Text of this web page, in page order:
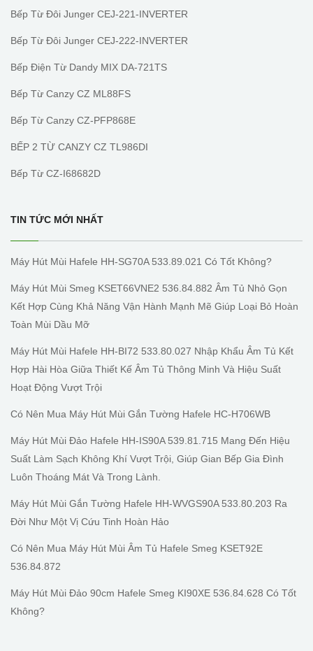
Bếp Từ Đôi Junger CEJ-221-INVERTER
Bếp Từ Đôi Junger CEJ-222-INVERTER
Bếp Điện Từ Dandy MIX DA-721TS
Bếp Từ Canzy CZ ML88FS
Bếp Từ Canzy CZ-PFP868E
BẾP 2 TỪ CANZY CZ TL986DI
Bếp Từ CZ-I68682D
TIN TỨC MỚI NHẤT
Máy Hút Mùi Hafele HH-SG70A 533.89.021 Có Tốt Không?
Máy Hút Mùi Smeg KSET66VNE2 536.84.882 Âm Tủ Nhỏ Gọn
Kết Hợp Cùng Khả Năng Vận Hành Mạnh Mẽ Giúp Loại Bỏ Hoàn
Toàn Mùi Dầu Mỡ
Máy Hút Mùi Hafele HH-BI72 533.80.027 Nhập Khẩu Âm Tủ Kết
Hợp Hài Hòa Giữa Thiết Kế Âm Tủ Thông Minh Và Hiệu Suất
Hoạt Động Vượt Trội
Có Nên Mua Máy Hút Mùi Gắn Tường Hafele HC-H706WB
Máy Hút Mùi Đảo Hafele HH-IS90A 539.81.715 Mang Đến Hiệu
Suất Làm Sạch Không Khí Vượt Trội, Giúp Gian Bếp Gia Đình
Luôn Thoáng Mát Và Trong Lành.
Máy Hút Mùi Gắn Tường Hafele HH-WVGS90A 533.80.203 Ra
Đời Như Một Vị Cứu Tinh Hoàn Hảo
Có Nên Mua Máy Hút Mùi Âm Tủ Hafele Smeg KSET92E
536.84.872
Máy Hút Mùi Đảo 90cm Hafele Smeg KI90XE 536.84.628 Có Tốt
Không?